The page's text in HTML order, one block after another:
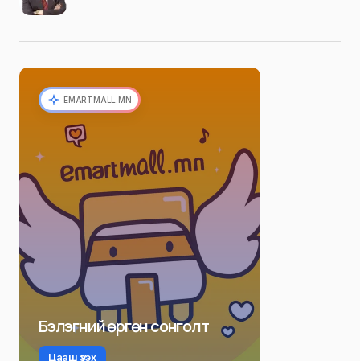
EMARTMALL.MN
Бэлэгний өргөн сонголт
Цааш үзэх